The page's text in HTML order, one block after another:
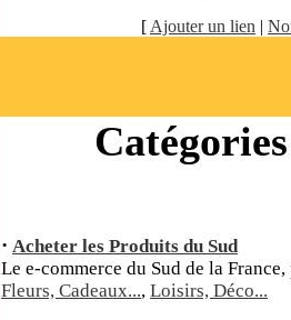
[ Ajouter un lien |
· Acheter les Produits du Sud
Le e-commerce du Sud de la
Fleurs, Cadeaux..., Loisirs, Déco...